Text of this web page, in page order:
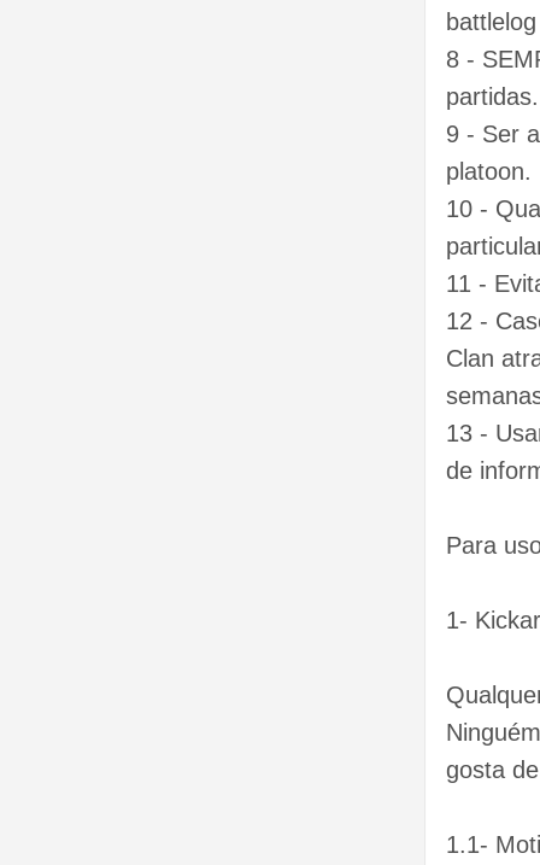
8 -
partidas.
9 - Ser
platoon.
10 -
11 -
12 -
Clan
13 -
de
Para
1-
gosta
1.1-